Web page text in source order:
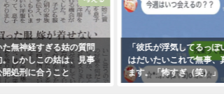
た無神経すぎる姑の質問
。しかしこの姑は、見事
処刑に合うこと
「彼氏が浮気してるっぽ
はだいたいこれで無事、
ます。「怖すぎ（笑）」